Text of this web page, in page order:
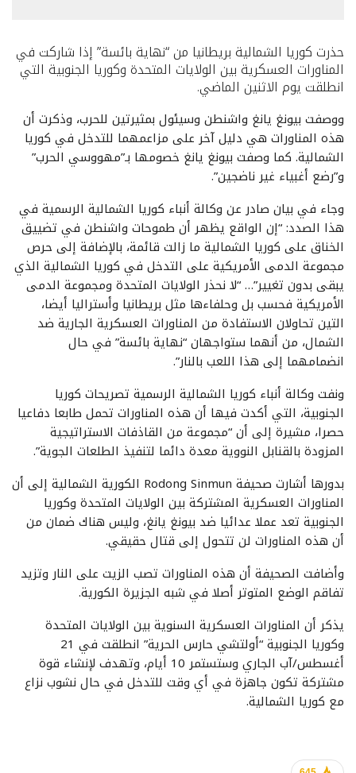
حذرت كوريا الشمالية بريطانيا من “نهاية بائسة” إذا شاركت في
المناورات العسكرية بين الولايات المتحدة وكوريا الجنوبية التي
انطلقت يوم الاثنين الماضي.
ووصفت بيونغ يانغ واشنطن وسيئول بمثيرتين للحرب، وذكرت أن
هذه المناورات هي دليل آخر على مزاعمهما للتدخل في كوريا
الشمالية. كما وصفت بيونغ يانغ خصومها بـ”مهووسي الحرب”
و”رضع أغبياء غير ناضجين”.
وجاء في بيان صادر عن وكالة أنباء كوريا الشمالية الرسمية في
هذا الصدد: “إن الواقع يظهر أن طموحات واشنطن في تضييق
الخناق على كوريا الشمالية ما زالت قائمة، بالإضافة إلى حرص
مجموعة الدمى الأمريكية على التدخل في كوريا الشمالية الذي
يبقى بدون تغيير”… “لا نحذر الولايات المتحدة ومجموعة الدمى
الأمريكية فحسب بل وحلفاءها مثل بريطانيا وأستراليا أيضا،
التين تحاولان الاستفادة من المناورات العسكرية الجارية ضد
الشمال، من أنهما ستواجهان “نهاية بائسة” في حال
انضمامهما إلى هذا اللعب بالنار”.
ونفت وكالة أنباء كوريا الشمالية الرسمية تصريحات كوريا
الجنوبية، التي أكدت فيها أن هذه المناورات تحمل طابعا دفاعيا
حصرا، مشيرة إلى أن “مجموعة من القاذفات الاستراتيجية
المزودة بالقنابل النووية معدة دائما لتنفيذ الطلعات الجوية”.
بدورها أشارت صحيفة Rodong Sinmun الكورية الشمالية إلى أن
المناورات العسكرية المشتركة بين الولايات المتحدة وكوريا
الجنوبية تعد عملا عدائيا ضد بيونغ يانغ، وليس هناك ضمان من
أن هذه المناورات لن تتحول إلى قتال حقيقي.
وأضافت الصحيفة أن هذه المناورات تصب الزيت على النار وتزيد
تفاقم الوضع المتوتر أصلا في شبه الجزيرة الكورية.
يذكر أن المناورات العسكرية السنوية بين الولايات المتحدة
وكوريا الجنوبية “أولتشي حارس الحرية” انطلقت في 21
أغسطس/آب الجاري وستستمر 10 أيام، وتهدف لإنشاء قوة
مشتركة تكون جاهزة في أي وقت للتدخل في حال نشوب نزاع
مع كوريا الشمالية.